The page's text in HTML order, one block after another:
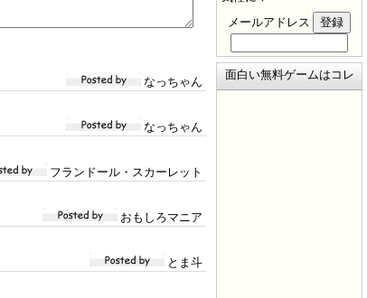
なっちゃん
なっちゃん
フランドール・スカーレット
おもしろマニア
とま斗
メールアドレス
面白い無料ゲームはコレ